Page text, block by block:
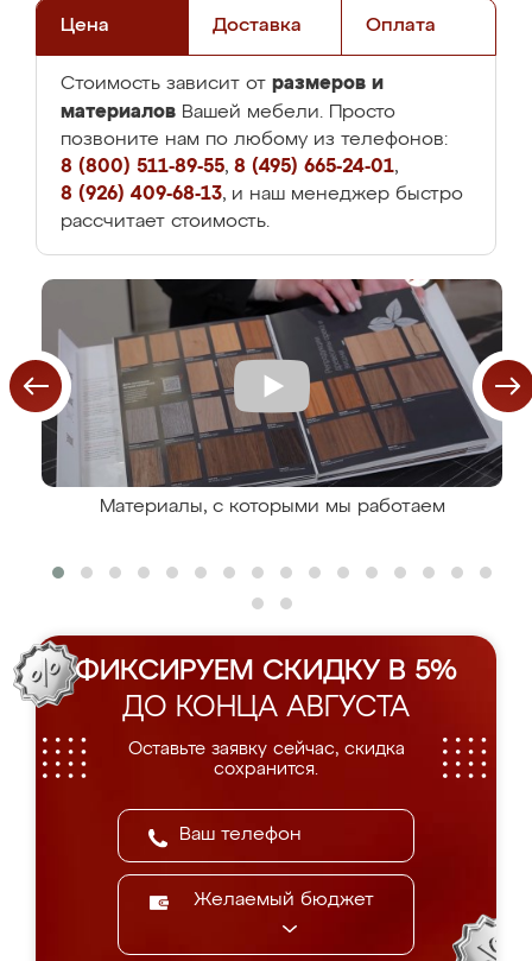
Цена Доставка Оплата
Стоимость зависит от размеров и
материалов Вашей мебели. Просто
позвоните нам по любому из телефонов:
8 (800) 511-89-55, 8 (495) 665-24-01,
8 (926) 409-68-13, и наш менеджер быстро
рассчитает стоимость.
Материалы, с которыми мы работаем
ФИКСИРУЕМ СКИДКУ В 5%
ДО КОНЦА АВГУСТА
Оставьте заявку сейчас, скидка
сохранится.
Желаемый бюджет